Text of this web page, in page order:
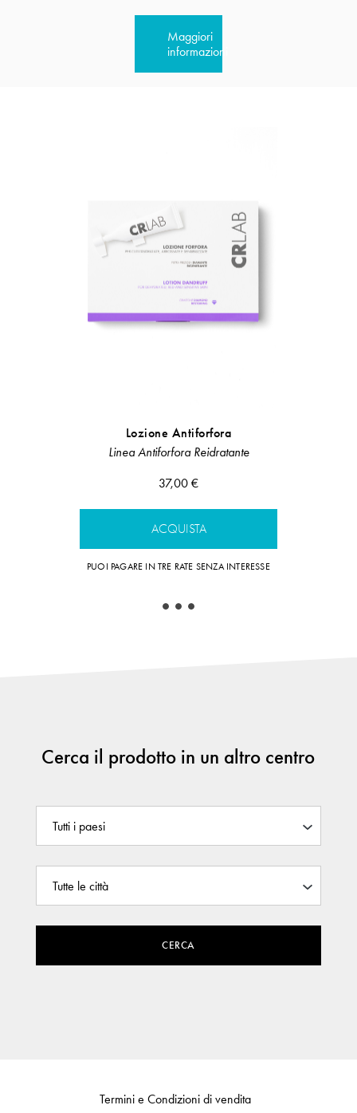
Maggiori
informazioni
Lozione Antiforfora
Linea Antiforfora Reidratante
37,00 €
ACQUISTA
PUOI PAGARE IN TRE RATE SENZA INTERESSE
Cerca il prodotto in un altro centro
CERCA
Termini e Condizioni di vendita